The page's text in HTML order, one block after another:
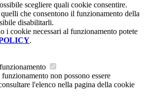
scegliere quali cookie consentire.
che consentono il funzionamento della
disabilitarli.
i cookie necessari al funzionamento potete
.
non possono essere
l'elenco nella pagina della cookie